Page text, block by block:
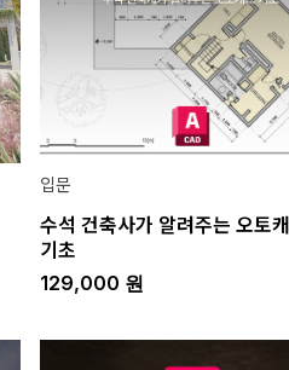
입문
수석 건축사가 알려주는 오토
기초
129,000 원